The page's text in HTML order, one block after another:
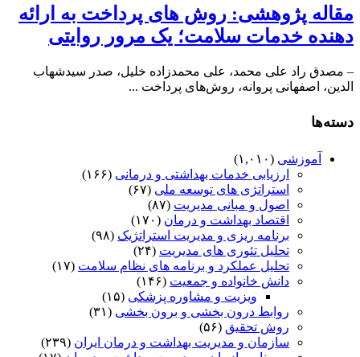
مقاله پژوهشی: روش های‌ پرداخت‌ به‌ ارائه‌
دهنده‌ خدمات‌ سلامت؛ یک مرور روایتی
– مصدق راد علی محمد، علی محمدزاده خلیل، صدر سیدشهاب
الدین، اصفهانی پروانه، روش‌های پرداخت ...
دسته‌ها
آموزشی (۱,۰۱۰)
ارزیابی خدمات بهداشتی و درمانی (۱۶۶)
استراتژی های توسعه ملی (۶۷)
اصول و مبانی مدیریت (۸۷)
اقتصاد بهداشت و درمان (۱۷۰)
برنامه ریزی و مدیریت استراتژیک (۹۸)
تحلیل تئوری های مدیریت (۲۴)
تحلیل عملکرد و برنامه های نظام سلامت (۱۷)
دانش خانواده و جمعیت (۱۴۶)
ویزیت و مشاوره پزشکی (۱۵)
روابط درون بخشی و برون بخشی (۳۱)
روش تحقیق (۵۶)
سازمان و مدیریت بهداشت و درمان ایران (۲۳۹)